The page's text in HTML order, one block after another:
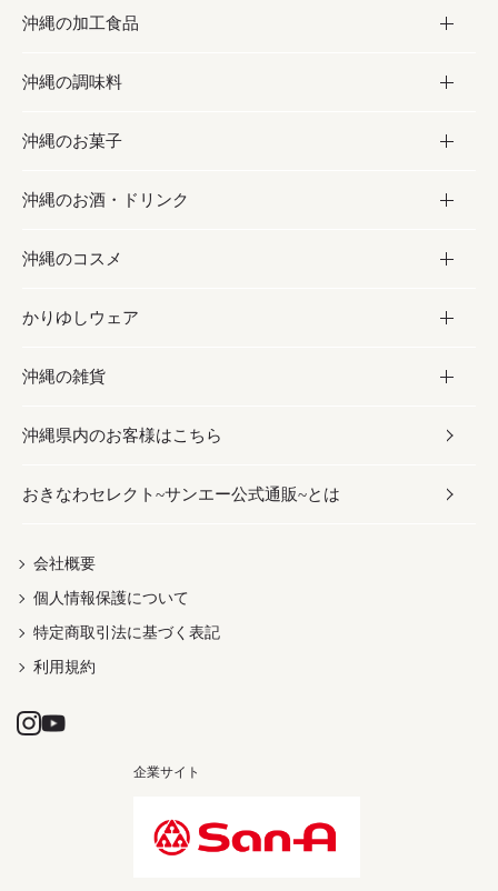
お取り寄せグルメ
フルーツ・野菜
お肉
海産物
沖縄の加工食品
加工食品
缶詰／パウチ
沖縄料理
沖縄そば／乾麺
レトルト食品
乾物／粉類
沖縄の調味料
調味料
砂糖／黒砂糖
塩
お酢／ドレッシング
しょうゆ
みそ
だし／スパイス／島唐辛子
沖縄のお菓子
お菓子
黒糖
ちんすこう
伝統菓子
スナック
おつまみ
紅芋
沖縄のお酒・ドリンク
お酒・ドリンク
泡盛
ビール・チューハイ
ワイン・ウィスキー・カクテル
ドリンク
茶葉
沖縄のコスメ
コスメ
スキンケア
ボディケア
ヘアケア
UVケア
かりゆしウェア
かりゆしウェア
メンズ
レディース
沖縄の雑貨
雑貨
沖縄ファッション
伝統工芸品
沖縄県内のお客様はこちら
おきなわセレクト~サンエー公式通販~とは
会社概要
個人情報保護について
特定商取引法に基づく表記
利用規約
企業サイト